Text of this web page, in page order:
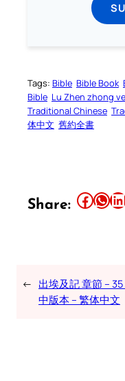
Tags: Bible Bible Book
Bible Lu Zhen zhong
Traditional Chinese
体中文 舊約全書
Share: Share this article on Facebook Share this article on WhatsApp Share this article on LinkedIn
← 出埃及記 章節 – 35
中版本 – 繁体中文